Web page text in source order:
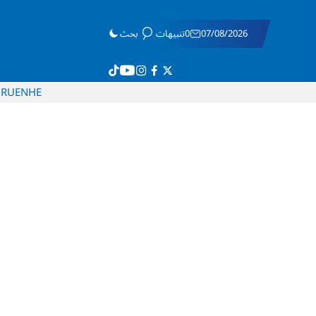
07/08/2026 0تنبيهات بحث
HE
EN
RU